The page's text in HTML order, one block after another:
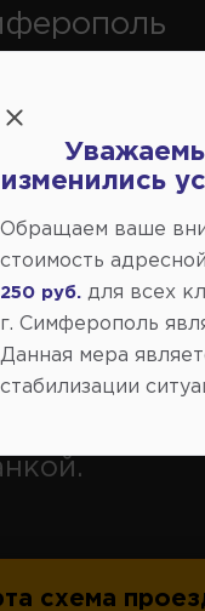
и
схема
изменились
Обращаем ваше
стоимость
250 руб.
для всех
г. Симферополь
Данная мера
стабилизации